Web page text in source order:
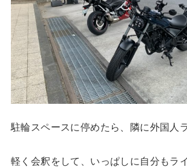
駐輪スペースに停めたら、隣に外国人
軽く会釈をして、いっぱしに自分もラ